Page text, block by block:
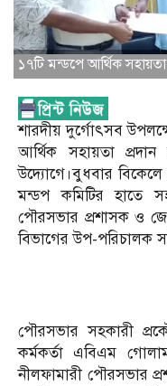
১৭টি মন্ডপে আর্থিক সহায়তা
শারদীয় দুর্গোৎসব
আর্থিক সহায়তা
উদ্যোগে।বুধবার
মন্ডপ কমিটির হাতে
পৌরসভার প্রশাসক ও
বিভাগের উপ-পরিচালক
পৌরসভার সহকারী
কর্মকর্তা এবিএম
নীলফামারী পৌরসভার